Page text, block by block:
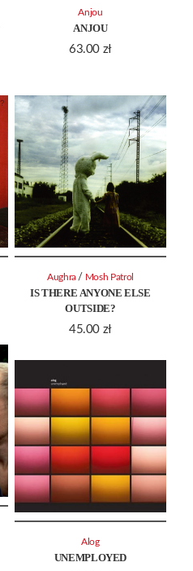
ANJOU
63.00 zł
Anjou
IS THERE ANYONE ELSE
OUTSIDE?
45.00 zł
Aughra / Mosh Patrol
UNEMPLOYED
Alog